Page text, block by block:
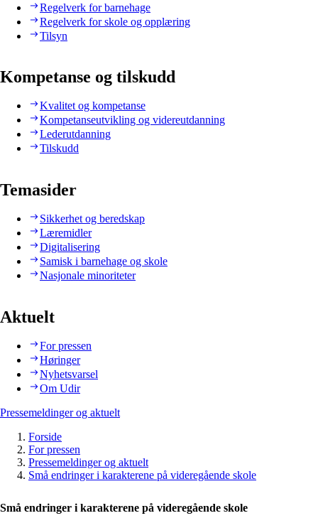
Regelverk for barnehage
Regelverk for skole og opplæring
Tilsyn
Kompetanse og tilskudd
Kvalitet og kompetanse
Kompetanseutvikling og videreutdanning
Lederutdanning
Tilskudd
Temasider
Sikkerhet og beredskap
Læremidler
Digitalisering
Samisk i barnehage og skole
Nasjonale minoriteter
Aktuelt
For pressen
Høringer
Nyhetsvarsel
Om Udir
Pressemeldinger og aktuelt
Forside
For pressen
Pressemeldinger og aktuelt
Små endringer i karakterene på videregående skole
Små endringer i karakterene på videregående skole